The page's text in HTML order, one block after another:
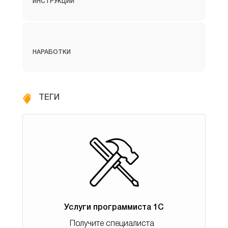
1. Компьютерге өзара әрекеттесетін сервер
3. 1С-да SOAP клиентін жасаңыз;
4. Қосылым параметрлерін орнатыңыз (URL,
ИНСТРУКЦИИ
НАРАБОТКИ
ТЕГИ
Услуги программиста 1С
Получите специалиста